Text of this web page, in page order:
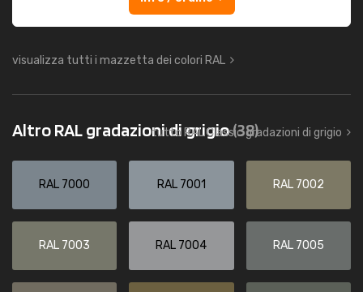
visualizza tutti i mazzetta dei colori RAL
Altro RAL gradazioni di grigio(38)
tutto RAL Classic gradazioni di grigio
RAL 7000 RAL 7001 RAL 7002
RAL 7003 RAL 7004 RAL 7005